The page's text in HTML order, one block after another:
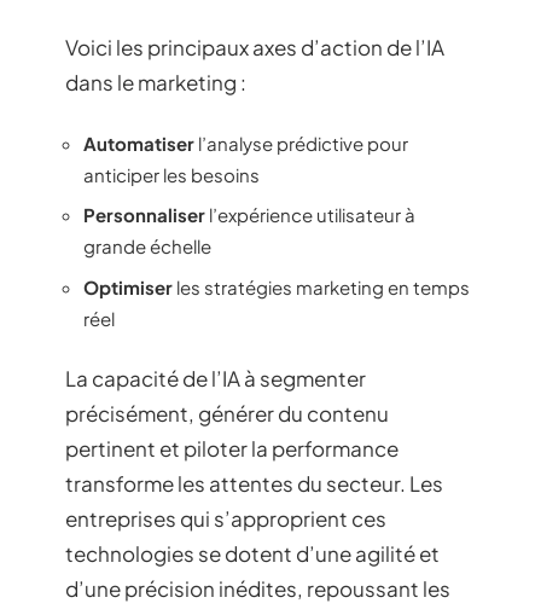
Voici les principaux axes d’action de l’IA
dans le marketing :
Automatiser l’analyse prédictive pour
anticiper les besoins
Personnaliser l’expérience utilisateur à
grande échelle
Optimiser les stratégies marketing en temps
réel
La capacité de l’IA à segmenter
précisément, générer du contenu
pertinent et piloter la performance
transforme les attentes du secteur. Les
entreprises qui s’approprient ces
technologies se dotent d’une agilité et
d’une précision inédites, repoussant les